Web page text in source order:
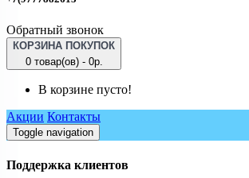
Обратный звонок
КОРЗИНА ПОКУПОК
0 товар(ов) - 0р.
В корзине пусто!
Акции Контакты
Toggle navigation
Поддержка клиентов